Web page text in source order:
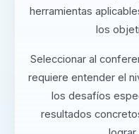
herramientas
los
Seleccionar al
requiere entender el
los desafíos
resultados